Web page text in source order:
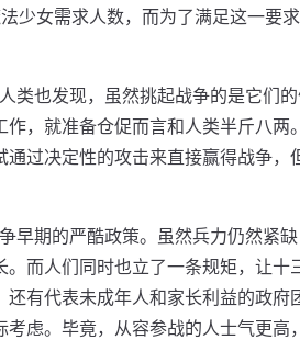
少女需求人数，而为了满足这一要
类也发现，虽然挑起战争的是它们
，就准备仓促而言和人类半斤八两
过决定性的攻击来直接赢得战争，
早期的严酷政策。虽然兵力仍然紧
而人们同时也立了一条规矩，让十
有代表未成年人和家长利益的政府
虑。毕竟，从容参战的人士气更高